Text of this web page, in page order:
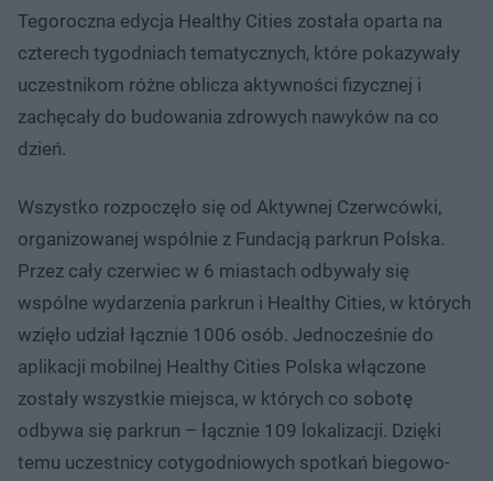
Tegoroczna edycja Healthy Cities została oparta na
czterech tygodniach tematycznych, które pokazywały
uczestnikom różne oblicza aktywności fizycznej i
zachęcały do budowania zdrowych nawyków na co
dzień.
Wszystko rozpoczęło się od Aktywnej Czerwcówki,
organizowanej wspólnie z Fundacją parkrun Polska.
Przez cały czerwiec w 6 miastach odbywały się
wspólne wydarzenia parkrun i Healthy Cities, w których
wzięło udział łącznie 1006 osób. Jednocześnie do
aplikacji mobilnej Healthy Cities Polska włączone
zostały wszystkie miejsca, w których co sobotę
odbywa się parkrun – łącznie 109 lokalizacji. Dzięki
temu uczestnicy cotygodniowych spotkań biegowo-